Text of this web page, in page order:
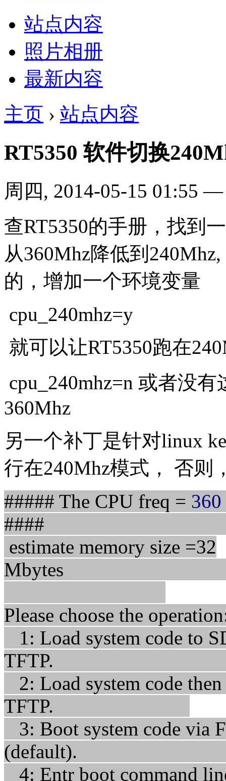
站点内容
照片相册
最新内容
主页 › 站点内容
RT5350 软件切换
周四, 2014-05-15 01:55
查RT5350的手册，找到
从360Mhz降低到
的，增加一个环境变量
cpu_240mhz=y
就可以让RT5350跑在
cpu_240mhz=n 或者没
360Mhz
另一个补丁是针对linux
行在240Mhz模式， 否则
##### The CPU freq = 360
estimate memory size =32
Please
1: Load system code to
2: Load system code
TFTP.
3: Boot system code via
4: Entr boot command